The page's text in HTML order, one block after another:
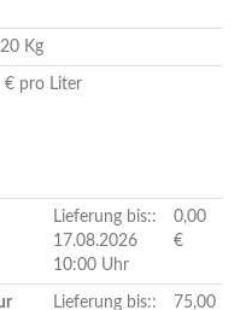
Kg
€ pro Liter
Lieferung bis::
17.08.2026
10:00 Uhr
0,00
€
Lieferung bis::
75,00